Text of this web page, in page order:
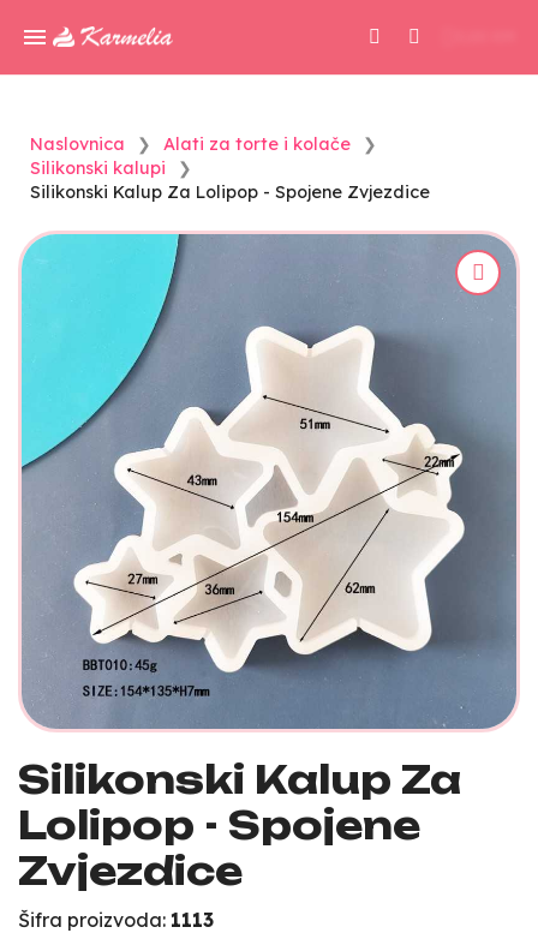
Naslovnica
Alati za torte i kolače
Silikonski kalupi
Silikonski Kalup Za Lolipop - Spojene Zvjezdice
Silikonski Kalup Za
Lolipop - Spojene
Zvjezdice
Šifra proizvoda: 1113